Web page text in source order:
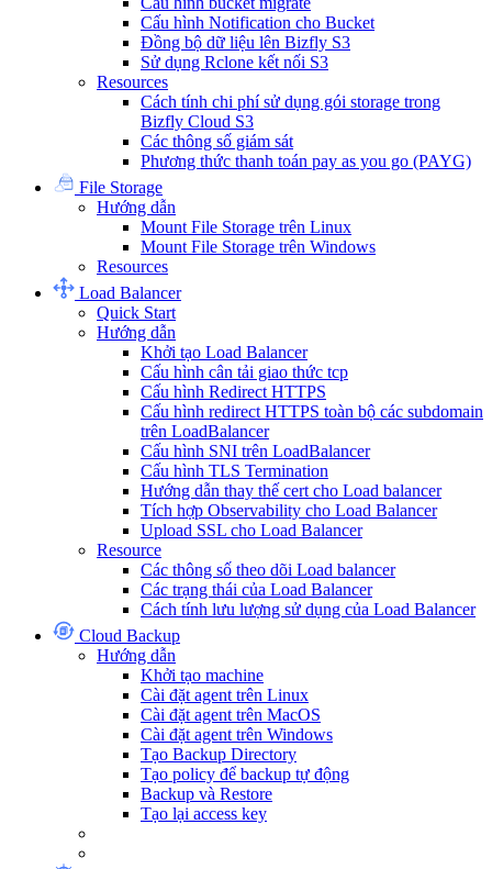
Cấu hình Notification cho Bucket
Đồng bộ dữ liệu lên Bizfly S3
Sử dụng Rclone kết nối S3
Resources
Cách tính chi phí sử dụng gói storage trong
Bizfly Cloud S3
Các thông số giám sát
Phương thức thanh toán pay as you go (PAYG)
File Storage
Hướng dẫn
Mount File Storage trên Linux
Mount File Storage trên Windows
Resources
Load Balancer
Quick Start
Hướng dẫn
Khởi tạo Load Balancer
Cấu hình cân tải giao thức tcp
Cấu hình Redirect HTTPS
Cấu hình redirect HTTPS toàn bộ các subdomain
trên LoadBalancer
Cấu hình SNI trên LoadBalancer
Cấu hình TLS Termination
Hướng dẫn thay thế cert cho Load balancer
Tích hợp Observability cho Load Balancer
Upload SSL cho Load Balancer
Resource
Các thông số theo dõi Load balancer
Các trạng thái của Load Balancer
Cách tính lưu lượng sử dụng của Load Balancer
Cloud Backup
Hướng dẫn
Khởi tạo machine
Cài đặt agent trên Linux
Cài đặt agent trên MacOS
Cài đặt agent trên Windows
Tạo Backup Directory
Tạo policy để backup tự động
Backup và Restore
Tạo lại access key